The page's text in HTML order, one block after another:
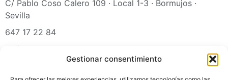
Gestionar consentimiento
C/ Pablo Coso Calero 109 · Local 1-3 · Bormujos ·
Sevilla
647 17 22 84
irisfisioterapiawellness@gmail.com